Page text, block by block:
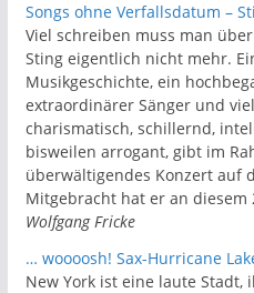
Songs ohne Verfallsdatum –
Viel schreiben muss man
Sting eigentlich nicht mehr.
Musikgeschichte, ein
extraordinärer Sänger und
charismatisch, schillernd,
bisweilen arrogant, gibt im
überwältigendes Konzert auf
Mitgebracht hat er an
Wolfgang Fricke
… woooosh! Sax-Hurricane
New York ist eine laute